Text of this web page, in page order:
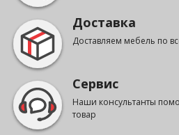
Доставка
Доставляем мебель по
Сервис
Наши консультанты
товар